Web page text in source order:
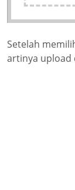
Setelah
artinya upload